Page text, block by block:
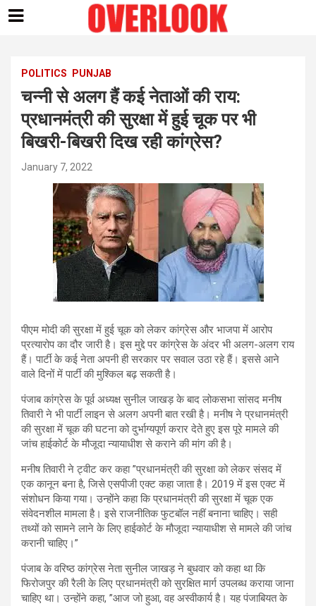
contentPOLITICS PUNJAB
चन्नी से अलग हैं कई नेताओं की राय:
प्रधानमंत्री की सुरक्षा में हुई चूक पर भी
बिखरी-बिखरी दिख रही कांग्रेस?
January 7, 2022
पीएम मोदी की सुरक्षा में हुई चूक को लेकर कांग्रेस और भाजपा में आरोप
प्रत्यारोप का दौर जारी है। इस मुद्दे पर कांग्रेस के अंदर भी अलग-अलग राय
हैं। पार्टी के कई नेता अपनी ही सरकार पर सवाल उठा रहे हैं। इससे आने
वाले दिनों में पार्टी की मुश्किल बढ़ सकती है।
पंजाब कांग्रेस के पूर्व अध्यक्ष सुनील जाखड़ के बाद लोकसभा सांसद मनीष
तिवारी ने भी पार्टी लाइन से अलग अपनी बात रखी है। मनीष ने प्रधानमंत्री
की सुरक्षा में चूक की घटना को दुर्भाग्यपूर्ण करार देते हुए इस पूरे मामले की
जांच हाईकोर्ट के मौजूदा न्यायाधीश से कराने की मांग की है।
मनीष तिवारी ने ट्वीट कर कहा ”प्रधानमंत्री की सुरक्षा को लेकर संसद में
एक कानून बना है, जिसे एसपीजी एक्ट कहा जाता है। 2019 में इस एक्ट में
संशोधन किया गया। उन्होंने कहा कि प्रधानमंत्री की सुरक्षा में चूक एक
संवेदनशील मामला है। इसे राजनीतिक फुटबॉल नहीं बनाना चाहिए। सही
तथ्यों को सामने लाने के लिए हाईकोर्ट के मौजूदा न्यायाधीश से मामले की जांच
करानी चाहिए।”
पंजाब के वरिष्ठ कांग्रेस नेता सुनील जाखड़ ने बुधवार को कहा था कि
फिरोजपुर की रैली के लिए प्रधानमंत्री को सुरक्षित मार्ग उपलब्ध कराया जाना
चाहिए था। उन्होंने कहा, ”आज जो हुआ, वह अस्वीकार्य है। यह पंजाबियत के